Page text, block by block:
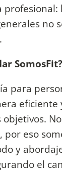
profesional:
no
SomosFit?
para
eficiente
eso
y
el